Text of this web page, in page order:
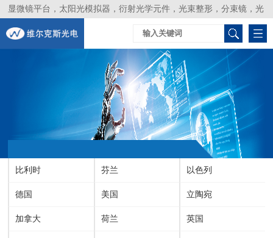
显微镜平台，太阳光模拟器，衍射光学元件，光束整形，分束镜，光
谱仪，生物激光器，光束分析仪，Layertec
比利时 芬兰 以色列
德国 美国 立陶宛
加拿大 荷兰 英国